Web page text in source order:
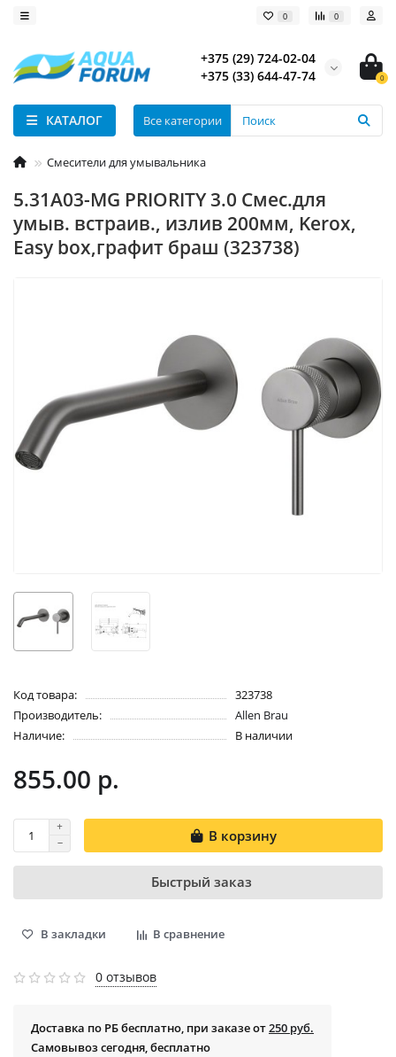
0 0
+375 (29) 724-02-04
+375 (33) 644-47-74
0
КАТАЛОГ Все категории
Смесители для умывальника
5.31A03-MG PRIORITY 3.0 Cмес.для
умыв. встраив., излив 200мм, Kerox,
Easy box,графит браш (323738)
Код товара:
323738
Производитель:
Allen Brau
Наличие:
В наличии
855.00 р.
В корзину
Быстрый заказ
В закладки В сравнение
0 отзывов
Доставка по РБ бесплатно, при заказе от250 руб.
Самовывоз сегодня, бесплатно